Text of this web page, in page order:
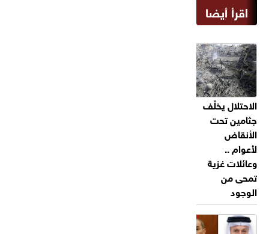
اقرأ أيضا
الاحتلال يخلّف
جثامين تحت
الأنقاض
لأعوام ..
وعائلات غزية
تمحى من
الوجود